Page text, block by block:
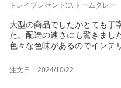
トレイプレゼント:ストームグレー
大型の商品でしたがとても丁
た。配達の速さにも驚きまし
色々な色味があるのでインテ
注文日：2024/10/22